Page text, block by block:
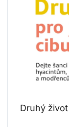
Druhý